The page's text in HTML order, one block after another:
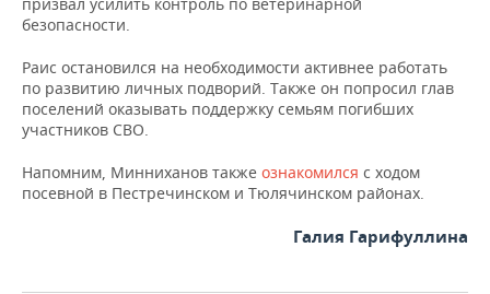
безопасности.
Раис остановился на необходимости активнее работать
по развитию личных подворий. Также он попросил глав
поселений оказывать поддержку семьям погибших
участников СВО.
Напомним, Минниханов также ознакомился с ходом
посевной в Пестречинском и Тюлячинском районах.
Галия Гарифуллина